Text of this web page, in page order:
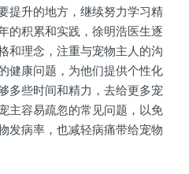
提升的地方，继续努力学习精
的积累和实践，徐明浩医生逐
和理念，注重与宠物主人的沟
健康问题，为他们提供个性化
多些时间和精力，去给更多宠
主容易疏忽的常见问题，以免
发病率，也减轻病痛带给宠物